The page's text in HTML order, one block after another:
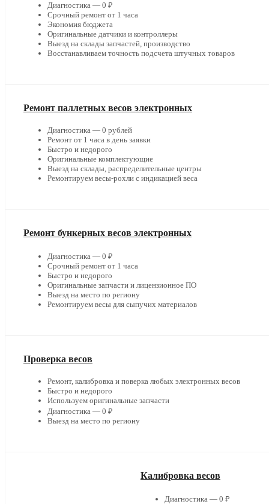
Диагностика — 0 ₽
Срочный ремонт от 1 часа
Экономия бюджета
Оригинальные датчики и контроллеры
Выезд на склады запчастей, производство
Восстанавливаем точность подсчета штучных товаров
Ремонт паллетных весов электронных
Диагностика — 0 рублей
Ремонт от 1 часа в день заявки
Быстро и недорого
Оригинальные комплектующие
Выезд на склады, распределительные центры
Ремонтируем весы-рохли с индикацией веса
Ремонт бункерных весов электронных
Диагностика — 0 ₽
Срочный ремонт от 1 часа
Быстро и недорого
Оригинальные запчасти и лицензионное ПО
Выезд на место по региону
Ремонтируем весы для сыпучих материалов
Проверка весов
Ремонт, калибровка и поверка любых электронных весов
Быстро и недорого
Используем оригинальные запчасти
Диагностика — 0 ₽
Выезд на место по региону
Калибровка весов
Диагностика — 0 ₽